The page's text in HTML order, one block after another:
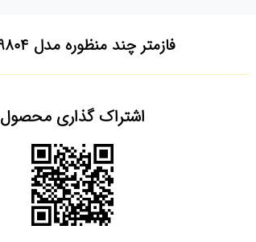
فازمتر چند منظوره مدل SP-9804
اشتراک گذاری محصول